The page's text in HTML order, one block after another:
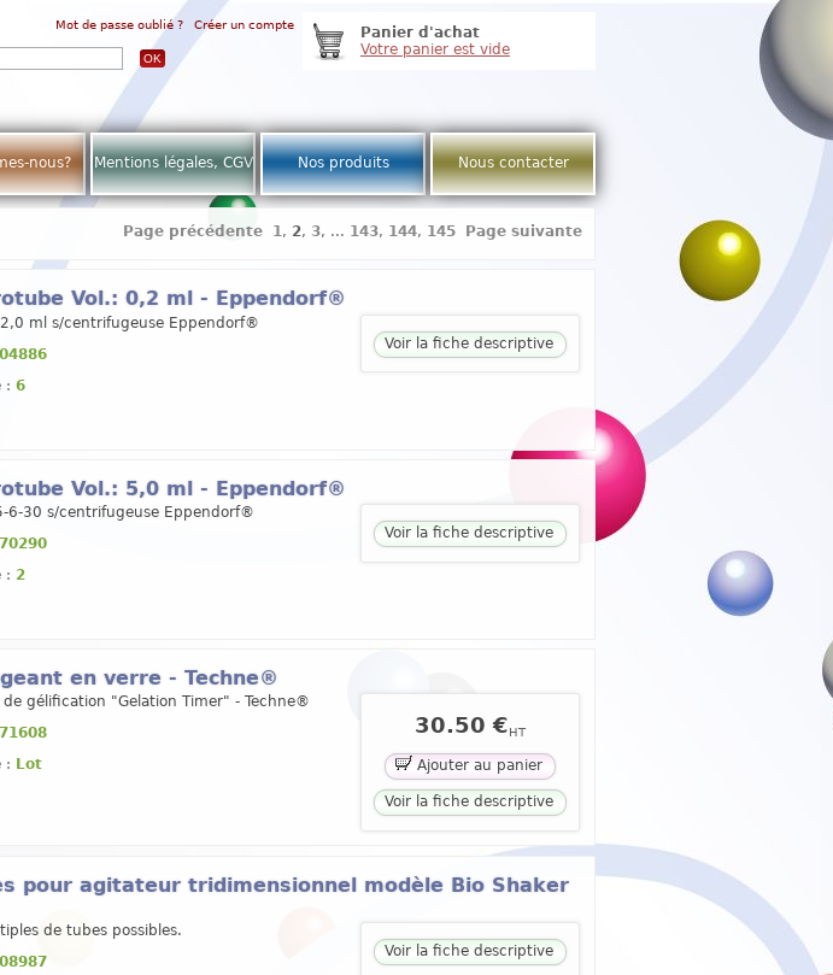
Mot de passe oublié ? Créer un compte
Panier d'achat
Votre panier est vide
nous? Mentions légales, CGV Nos produits Nous contacter
Page précédente 1, 2, 3, ... 143, 144, 145 Page suivante
Vol.: 0,2 ml - Eppendorf®
ml s/centrifugeuse Eppendorf®
: 6
Voir la fiche descriptive
Vol.: 5,0 ml - Eppendorf®
6-30 s/centrifugeuse Eppendorf®
: 2
Voir la fiche descriptive
en verre - Techne®
gélification "Gelation Timer" - Techne®
: Lot
30.50 €HT
Ajouter au panier
Voir la fiche descriptive
pour agitateur tridimensionnel modèle Bio Shaker
de tubes possibles.
Voir la fiche descriptive